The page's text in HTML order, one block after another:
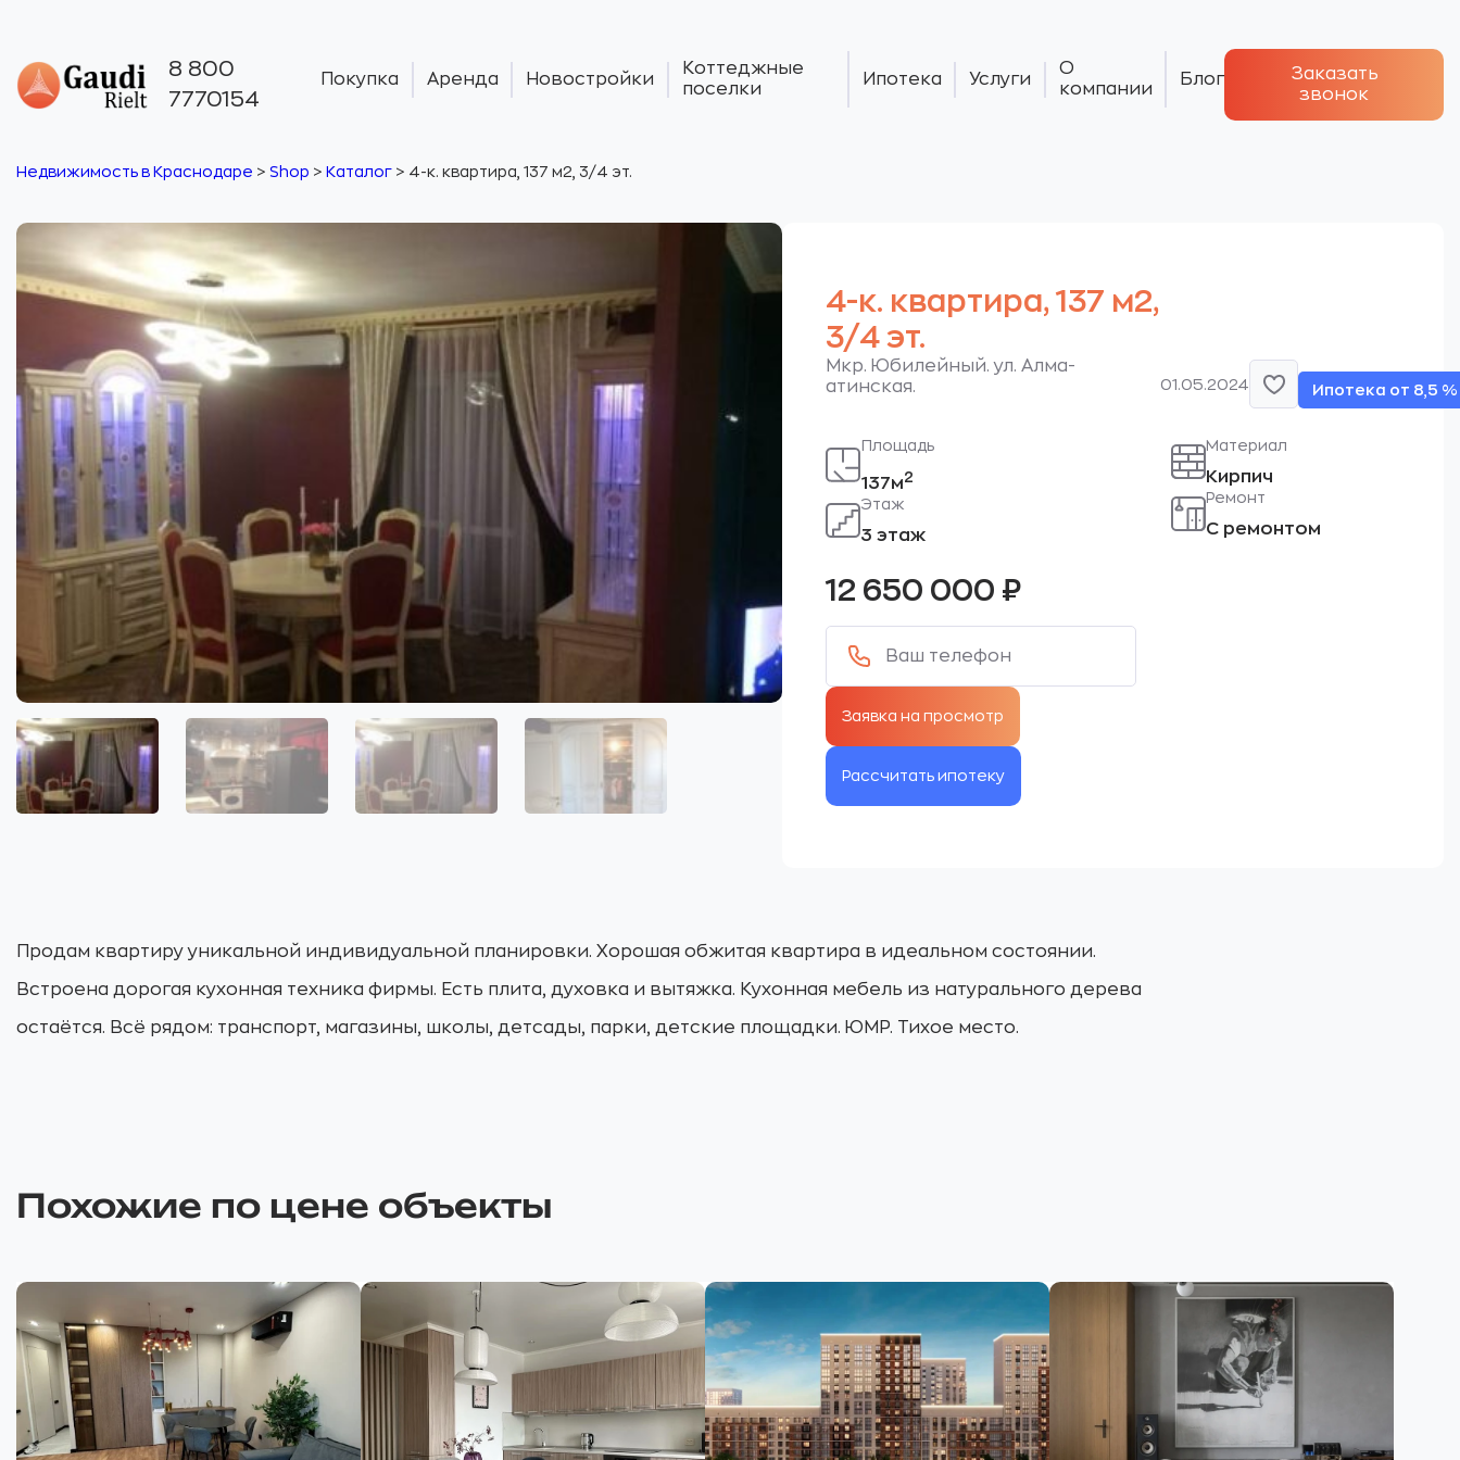
8 800
7770154
Покупка Аренда Новостройки
Коттеджные
поселки
Ипотека Услуги
О
компании
Блог
Заказать
звонок
Недвижимость в Краснодаре > Shop > Каталог > 4-к. квартира, 137 м2, 3/4 эт.
4-к. квартира, 137 м2,
3/4 эт.
Мкр. Юбилейный. ул. Алма-
атинская.
01.05.2024 Ипотека от 8,5 %
Площадь
137м2
Этаж
3 этаж
Материал
Кирпич
Ремонт
С ремонтом
12 650 000 ₽
Рассчитать ипотеку
Продам квартиру уникальной индивидуальной планировки. Хорошая обжитая квартира в идеальном состоянии.
Встроена дорогая кухонная техника фирмы. Есть плита, духовка и вытяжка. Кухонная мебель из натурального дерева
остаётся. Всё рядом: транспорт, магазины, школы, детсады, парки, детские площадки. ЮМР. Тихое место.
Похожие по цене объекты